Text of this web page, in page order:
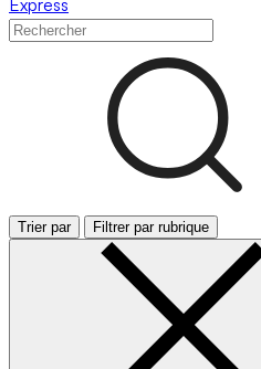
Express
Trier par Filtrer par rubrique